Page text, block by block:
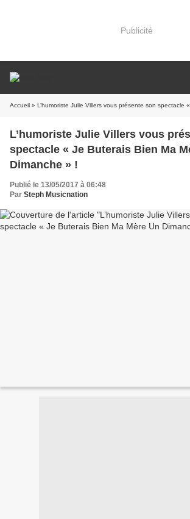
Publicité
Accueil » L’humoriste Julie Villers vous présente son spectacle « Je Buterais
L’humoriste Julie Villers vous
spectacle « Je Buterais Bien Ma
Dimanche » !
Publié le 13/05/2017 à 06:48
Par Steph Musicnation